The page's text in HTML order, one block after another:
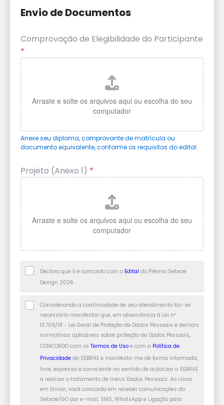
Envio de Documentos
Comprovação de Elegibilidade do Participante
*
Anexe seu diploma, comprovante de matrícula ou
documento equivalente, conforme os requisitos do edital.
Projeto (Anexo 1) *
E
T
Declaro que li e concordo com o Edital do Prêmio Sebrae
Design 2026.
L
Considerando a continuidade de seu atendimento faz-se
necessário manifestar que, em observância à Lei nº.
13.709/18 - Lei Geral de Proteção de Dados Pessoais e demais
normativas aplicáveis sobre proteção de Dados Pessoais,
CONCORDO com os Termos de Uso e com a Política de
Privacidade do SEBRAE e manifesto-me de forma informada,
livre, expressa e consciente no sentido de autorizar o SEBRAE
a realizar o tratamento de meus Dados Pessoais. Ao clicar
em Enviar, você concorda em receber comunicações do
Sebrae/GO por e-mail, SMS, WhatsApp e Ligação para